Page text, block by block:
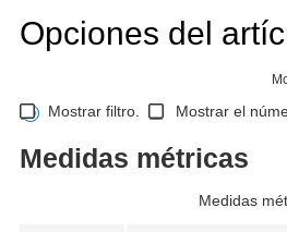
Opciones del
Mostrar filtro. Mostrar el
Medidas métricas
Medidas